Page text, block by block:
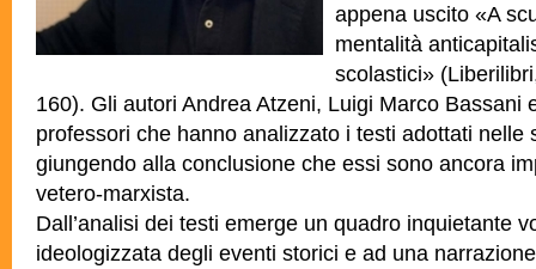
appena uscito «A
mentalità
scolastici»
160). Gli autori Andrea Atzeni, Luigi Marco Bassani
professori che hanno analizzato i testi adottati nelle
giungendo alla conclusione che essi sono ancora
vetero-marxista.
Dall’analisi dei testi emerge un quadro inquietante
ideologizzata degli eventi storici e ad una